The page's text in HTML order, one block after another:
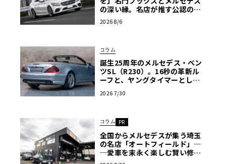
の深い縁。名店が推す公認の安
心と、Cクラスで味わうシルキー
な走り〈PR〉
2026 8/6
コラム
誕生25周年のメルセデス・ベン
ツSL（R230）。16秒の革新ル
ーフと、ヤングタイマーとして
の全貌
2026 7/30
コラム PR
全国からメルセデスが集う埼玉
の名店「オートフィールド」─
─愛車を末永く楽しむ賢い修理
術と、プロがフックス製オイル